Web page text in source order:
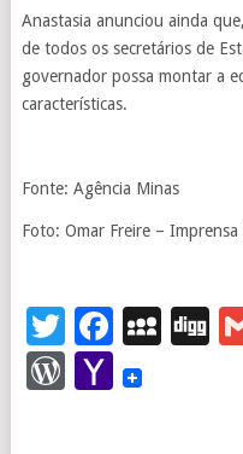
Anastasia anunciou ainda
de todos os secretários de
governador possa montar a
características.
Fonte: Agência Minas
Foto: Omar Freire – Imprensa
Twitter
WordPress
Yahoo